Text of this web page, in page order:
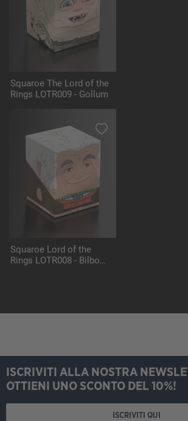
Squaroe The Lord of the
Rings LOTR009 - Gollum
Squaroe Lord of the
Rings LOTR008 - Bilbo
ISCRIVITI ALLA NOSTRA
OTTIENI UNO SCONTO DEL 10%!
ISCRIVITI QUI